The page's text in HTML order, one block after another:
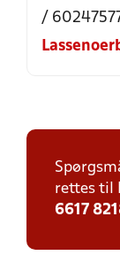
/
rettes til
6617